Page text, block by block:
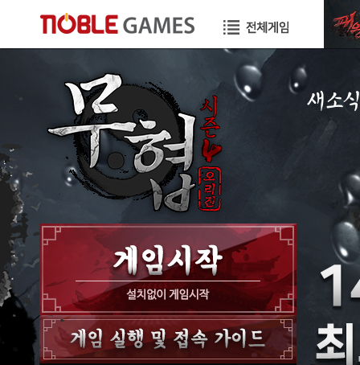
새소
GM노트
GM TIP